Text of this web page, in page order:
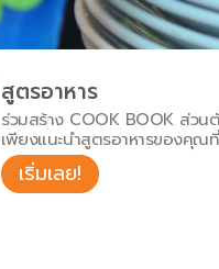
สูตรอาหาร
ร่วมสร้าง COOK BOOK ส่วน
เพียงแนะนำสูตรอาหารของคุณ
เริ่มเลย!